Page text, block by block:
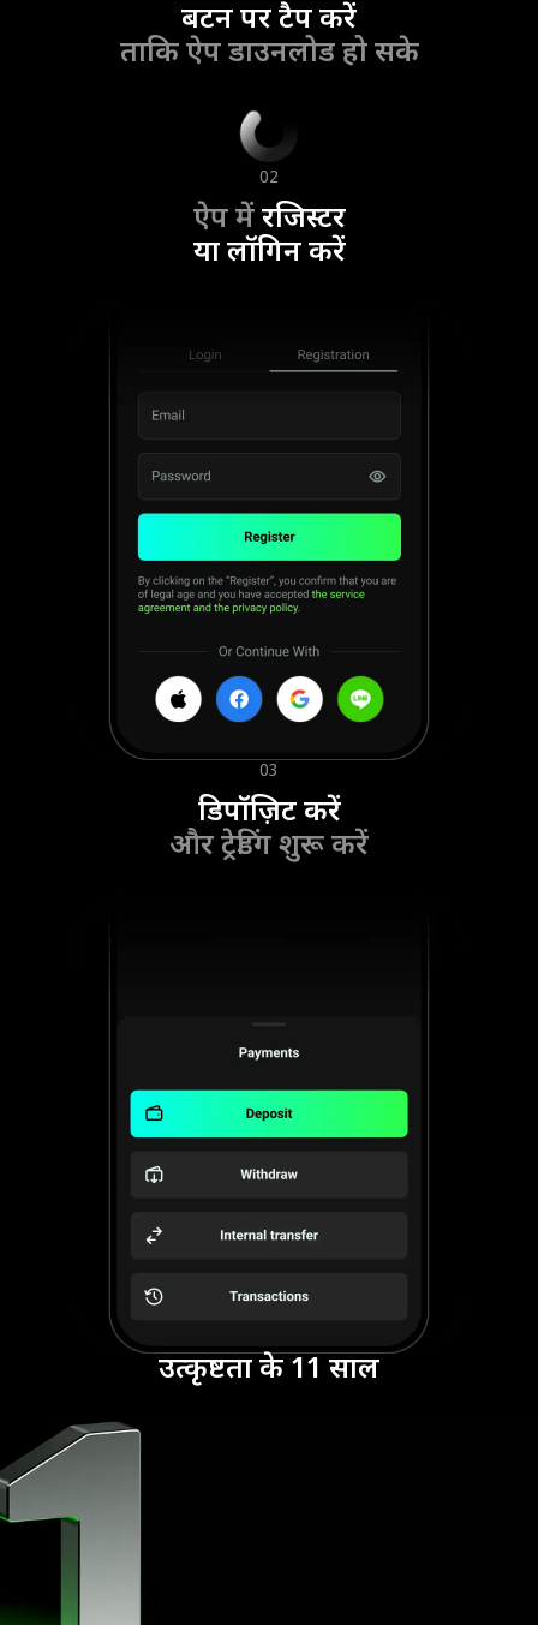
बटन पर टैप करें
ताकि ऐप डाउनलोड हो सके
02
ऐप मेंरजिस्टर
या लॉगिन करें
03
डिपॉज़िट करें
और ट्रेडिंग शुरू करें
उत्कृष्टता के 11 साल